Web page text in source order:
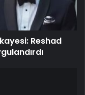
Reshad